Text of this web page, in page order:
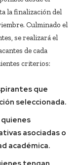
la finalización del
Culminado el
se realizará el
de cada
criterios:
que
seleccionada.
asociadas o
académica.